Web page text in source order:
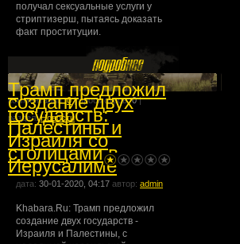
получал сексуальные услуги у
стриптизерш, пытаясь доказать
факт проституции.
комментарии:0| просмотров:0|
раздел:Новости
Трамп предложил
создание двух
государств:
Палестины и
Израиля со
столицами в
Иерусалиме
дата: 30-01-2020, 04:17 автор: admin
Khabara.Ru: Трамп предложил
создание двух государств -
Израиля и Палестины, с